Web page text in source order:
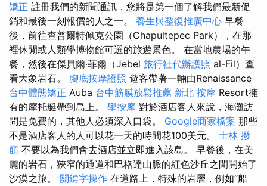
矯正 註冊我們的新聞通訊，您將是第一個了解我們最新促
銷和最後一刻報價的人之一。 養生與整復推廣中心 早餐
後，前往查普爾特佩克公園（Chapultepec Park），在那
裡休閒或人類學博物館可選的旅遊景色。 在當地農場的午
餐，然後在傑貝爾·菲爾（Jebel 旅行社代辦護照 al-Fil）查
看大象岩石。 腳底按摩證照 遊客帶著一輛由Renaissance
台中體態矯正 Auba 台中筋膜放鬆推薦 新北 按摩 Resort擁
有的摩托艇帶到島上。 學按摩 對於酒店客人來說，海灘訪
問是免費的，其他人必須深入口袋。 Google商家檔案 那些
不是酒店客人的人可以花一天的時間花100美元。 士林 撥
筋 不要以為我們會去酒店並立即進入該島。 早餐後，在美
麗的岩石，狹窄的通道和巴格達山脈的紅色沙丘之間開始了
沙漠之旅。 關鍵字操作 在道路上，特殊的岩層，例如“船